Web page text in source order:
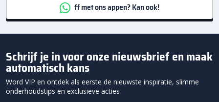
ff met ons appen? Kan ook!
Schrijf je in voor onze nieuwsbrief en maak
automatisch kans
Word VIP en ontdek als eerste de nieuwste inspiratie, slimme
onderhoudstips en exclusieve acties